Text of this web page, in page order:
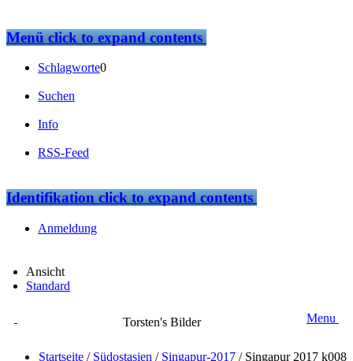
Menüclick to expand contents
Schlagworte0
Suchen
Info
RSS-Feed
Identifikationclick to expand contents
Anmeldung
Ansicht
Standard
Torsten's Bilder Menu
Startseite/ Südostasien / Singapur-2017/ Singapur 2017 k008